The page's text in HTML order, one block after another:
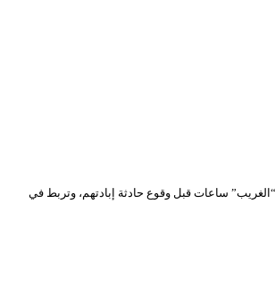
ساعات قبل وقوع حادثة إبادتهم، وتربط في